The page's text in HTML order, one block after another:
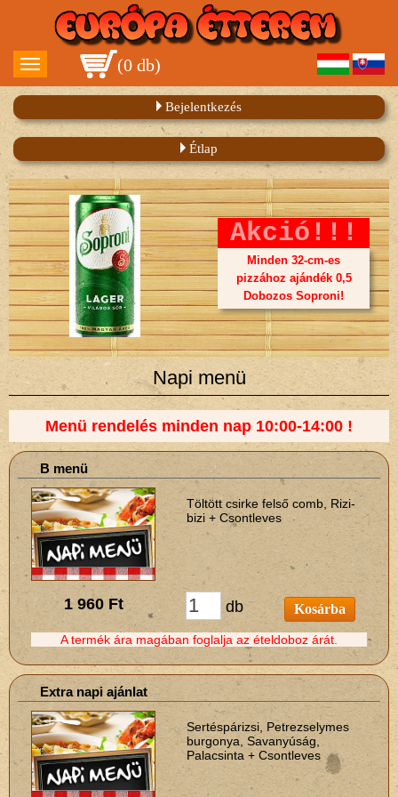
(0 db)
Bejelentkezés
Étlap
Akció!!!
Minden 32-cm-es
pizzához ajándék 0,5
Dobozos Soproni!
Napi menü
Menü rendelés minden nap 10:00-14:00 !
B menü
Töltött csirke felső comb, Rizi-
bizi + Csontleves
1 960 Ft db Kosárba
A termék ára magában foglalja az ételdoboz árát.
Extra napi ajánlat
Sertéspárizsi, Petrezselymes
burgonya, Savanyúság,
Palacsinta + Csontleves